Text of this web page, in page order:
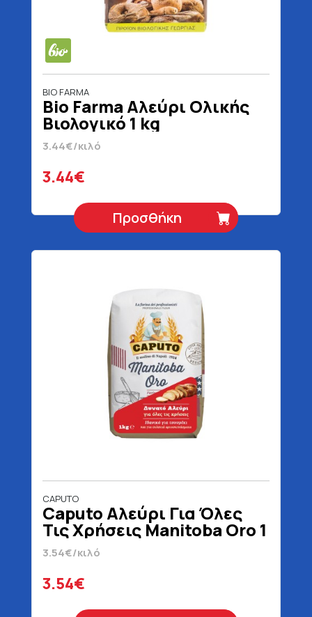
BIO FARMA
Bio Farma Αλεύρι Ολικής
Βιολογικό 1 kg
3.44€/κιλό
3.44€
Προσθήκη
CAPUTO
Caputo Αλεύρι Για Όλες
Τις Χρήσεις Manitoba Oro 1
kg
3.54€/κιλό
3.54€